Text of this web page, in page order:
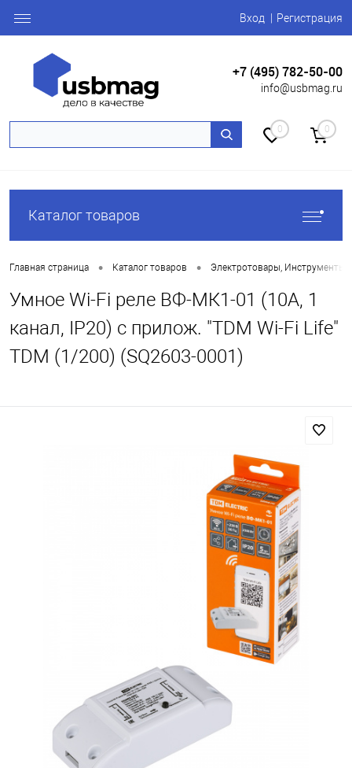
Вход Регистрация
+7 (495) 782-50-00
info@usbmag.ru
0 0
Каталог товаров
Главная страница • Каталог товаров • Электротовары, Инструменты
Умное Wi-Fi реле ВФ-МК1-01 (10А, 1
канал, IP20) с прилож. "TDM Wi-Fi Life"
TDM (1/200) (SQ2603-0001)